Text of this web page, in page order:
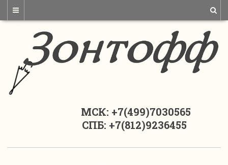
МСК: +7(499)7030565
СПБ: +7(812)9236455